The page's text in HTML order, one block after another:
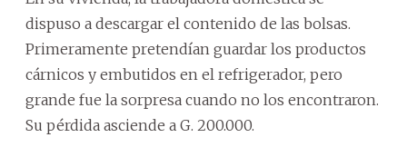
dispuso a descargar el contenido de las bolsas.
Primeramente pretendían guardar los productos
cárnicos y embutidos en el refrigerador, pero
grande fue la sorpresa cuando no los encontraron.
Su pérdida asciende a G. 200.000.